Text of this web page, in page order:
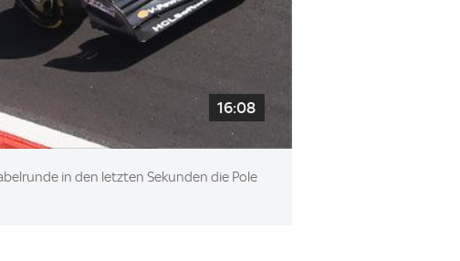
16:08
in den letzten Sekunden die Pole